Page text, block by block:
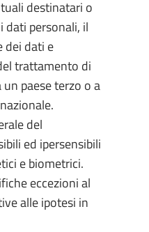
destinatari o
dati personali, il
dei dati e
trattamento di
paese terzo o a
del
ed ipersensibili
e biometrici.
eccezioni al
alle ipotesi in